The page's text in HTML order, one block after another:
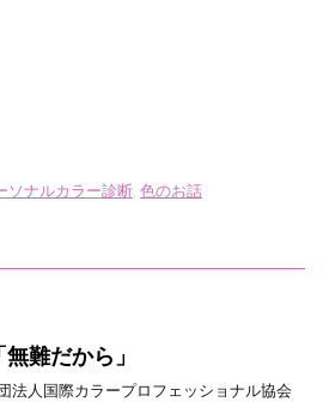
ソナルカラー診断, 色のお話
難だから」
法人国際カラープロフェッショナル協会